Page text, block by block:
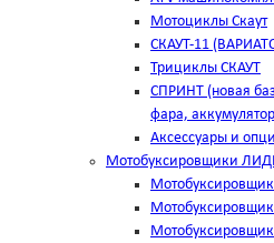
Мотоциклы Скаут
СКАУТ-11
Трициклы СКАУТ
СПРИНТ (новая
фара,
Аксессуары и
Мотобуксировщики